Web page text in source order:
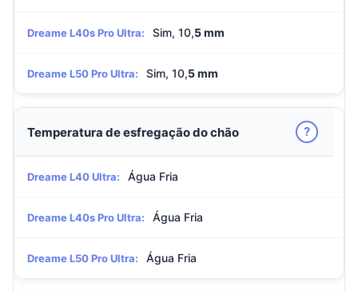
Dreame L40s Pro Ultra: Sim, 10,5 mm
Dreame L50 Pro Ultra: Sim, 10,5 mm
Temperatura de esfregação do chão ?
Dreame L40 Ultra: Água Fria
Dreame L40s Pro Ultra: Água Fria
Dreame L50 Pro Ultra: Água Fria